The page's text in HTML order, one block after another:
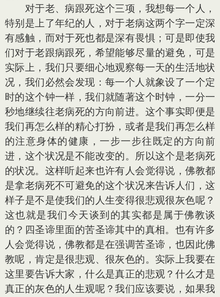
对于老、病跟死这个三项，我想每一个人，
特别是上了年纪的人，对于老病这两个字一定深
有感触，而对于死也都是深有畏惧；可是即使我
们对于老跟病跟死，希望能够尽量的避免，可是
实际上，我们只要细心地观察每一天的生活地状
况，我们必然会发现：每一个人就象设了一个定
时的这个钟一样，我们就随著这个时钟，一分一
秒地继续往老病死的方向前进。这个事实即便是
我们再怎么样的精心打扮，或者是我们再怎么样
的注意身体的健康，一步一步往既定的方向前
进，这个状况是不能改变的。所以这个是老病死
的状况。这样听起来也许有人会觉得说，佛教都
是拿老病死不可避免的这个状况来告诉人们，这
样子是不是使我们的人生变得很悲观很灰色呢？
这也就是我们今天谈到的其实都是属于佛教谈
的？四圣谛里面的苦圣谛其中的真相。也有许多
人会觉得说，佛教都是在强调苦圣谛，也因此佛
教呢，肯定是很悲观、很灰色的。实际上我要在
这里要告诉大家，什么是真正的悲观？什么才是
真正的灰色的人生观呢？我们应该要说，如果我